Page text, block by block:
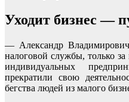
Уходит бизнес —
— Александр
налоговой службы, только
индивидуальных
прекратили свою
бегства людей из малого